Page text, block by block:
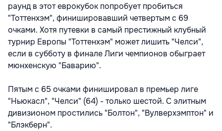
раунд в этот еврокубок попробует пробиться
"Тоттенхэм", финишировавший четвертым с 69
очками. Хотя путевки в самый престижный клубный
турнир Европы "Тоттенхэм" может лишить "Челси",
если в субботу в финале Лиги чемпионов обыграет
мюнхенскую "Баварию".
Пятым с 65 очками финишировал в премьер лиге
"Ньюкасл", "Челси" (64) - только шестой. С элитным
дивизионом простились "Болтон", "Вулверхэмптон" и
"Блэкберн".